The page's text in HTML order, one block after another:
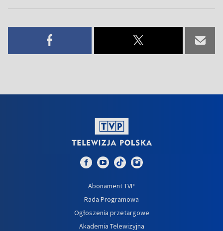
Abonament TVP
Rada Programowa
Ogłoszenia przetargowe
Akademia Telewizyjna